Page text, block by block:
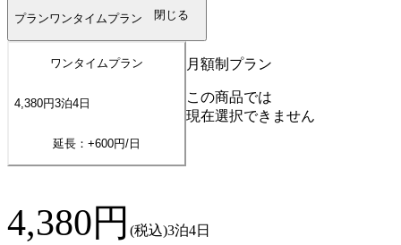
プランワンタイムプラン 閉じる
ワンタイムプラン
4,380円3泊4 日
延長：+600円/日
月額制プラン
この商品では
現在選択できません
4,380円 (税込)3泊4日